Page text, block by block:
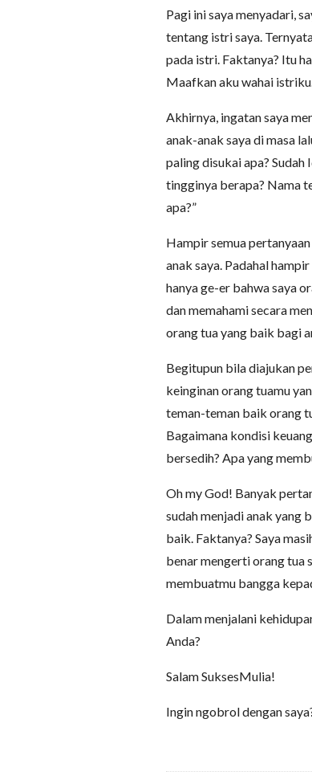
Pagi ini saya menyadari,
tentang istri saya.
pada istri. Faktanya? Itu
Maafkan aku wahai
Akhirnya, ingatan saya
anak-anak saya di masa
paling disukai apa?
tingginya berapa? Nama
apa?”
Hampir semua
anak saya. Padahal
hanya ge-er bahwa saya
dan memahami secara
orang tua yang baik bagi
Begitupun bila diajukan
keinginan orang tuamu
teman-teman baik orang
Bagaimana kondisi
bersedih? Apa yang
Oh my God! Banyak
sudah menjadi anak yang
baik. Faktanya? Saya
benar mengerti orang tua
membuatmu bangga
Dalam menjalani
Anda?
Salam SuksesMulia!
Ingin ngobrol dengan